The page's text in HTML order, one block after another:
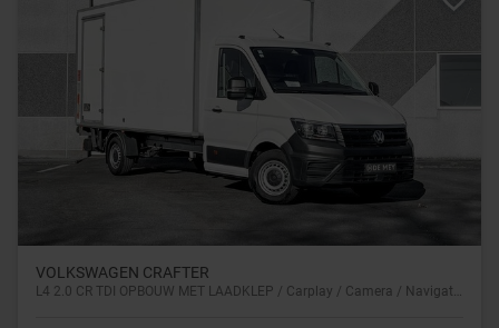
VOLKSWAGEN CRAFTER
L4 2.0 CR TDI OPBOUW MET LAADKLEP / Carplay / Camera / Navigatie / Lendensteun